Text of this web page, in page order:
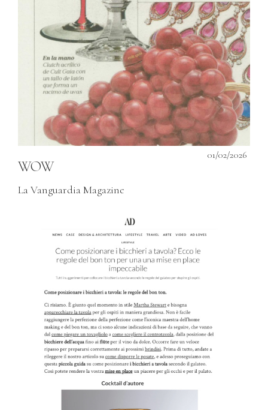
01/02/2026
WOW
La Vanguardia Magazine